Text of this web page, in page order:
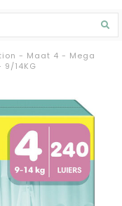
- Maat 4 - Mega
14KG